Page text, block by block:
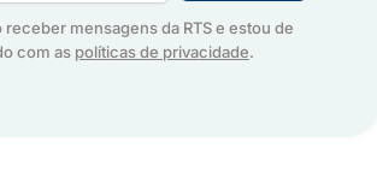
receber mensagens da RTS e estou de
com as políticas de privacidade.